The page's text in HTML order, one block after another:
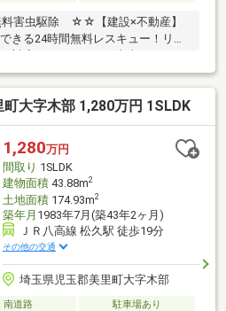
害虫駆除 ☆☆【建設×不動産】
きる24時間無料レスキュー！リフ
んでからの安心をずっとお届けし
見積りも物件ごとに作成可能！！
緒に相談できます！＼弊社には、
いう無料かけつけサービスの仕組
からのお家トラブル、緊急対応も承
べて木ノ葉プランニングにお任せく
大字木部 1,280万円 1SLDK
1,280万円
間取り 1SLDK
建物面積43.88m2
土地面積174.93m2
築年月 1983年7月(築43年2ヶ月)
ＪＲ八高線 松久駅 徒歩19分
その他の交通
埼玉県児玉郡美里町大字木部
南道路
駐車場あり